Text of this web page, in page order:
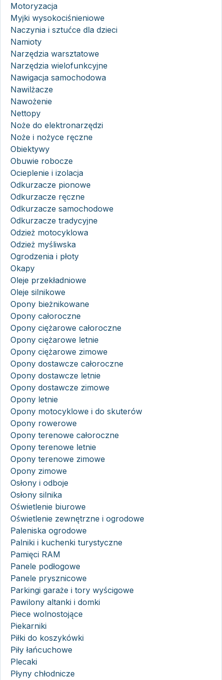
Motoryzacja
Myjki wysokociśnieniowe
Naczynia i sztućce dla dzieci
Namioty
Narzędzia warsztatowe
Narzędzia wielofunkcyjne
Nawigacja samochodowa
Nawilżacze
Nawożenie
Nettopy
Noże do elektronarzędzi
Noże i nożyce ręczne
Obiektywy
Obuwie robocze
Ocieplenie i izolacja
Odkurzacze pionowe
Odkurzacze ręczne
Odkurzacze samochodowe
Odkurzacze tradycyjne
Odzież motocyklowa
Odzież myśliwska
Ogrodzenia i płoty
Okapy
Oleje przekładniowe
Oleje silnikowe
Opony bieżnikowane
Opony całoroczne
Opony ciężarowe całoroczne
Opony ciężarowe letnie
Opony ciężarowe zimowe
Opony dostawcze całoroczne
Opony dostawcze letnie
Opony dostawcze zimowe
Opony letnie
Opony motocyklowe i do skuterów
Opony rowerowe
Opony terenowe całoroczne
Opony terenowe letnie
Opony terenowe zimowe
Opony zimowe
Osłony i odboje
Osłony silnika
Oświetlenie biurowe
Oświetlenie zewnętrzne i ogrodowe
Paleniska ogrodowe
Palniki i kuchenki turystyczne
Pamięci RAM
Panele podłogowe
Panele prysznicowe
Parkingi garaże i tory wyścigowe
Pawilony altanki i domki
Piece wolnostojące
Piekarniki
Piłki do koszykówki
Piły łańcuchowe
Plecaki
Płyny chłodnicze